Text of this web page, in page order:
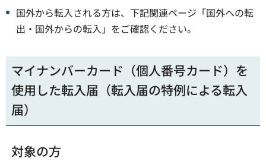
国外から転入される方は、下記関連ページ「国外への転
出・国外からの転入」をご確認ください。
マイナンバーカード（個人番号カード）を
使用した転入届（転入届の特例による転入
届）
対象の方